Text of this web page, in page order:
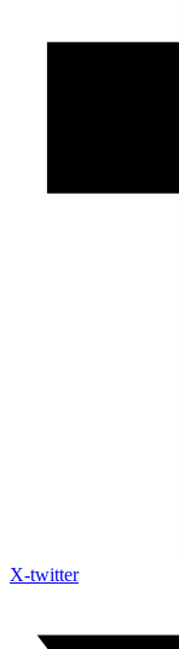
X-twitter